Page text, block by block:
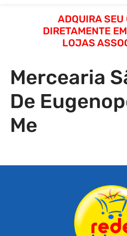
ADQUIRA SEU
DIRETAMENTE
LOJAS
Mercearia
De
Me